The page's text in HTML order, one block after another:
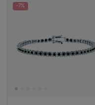
-7%